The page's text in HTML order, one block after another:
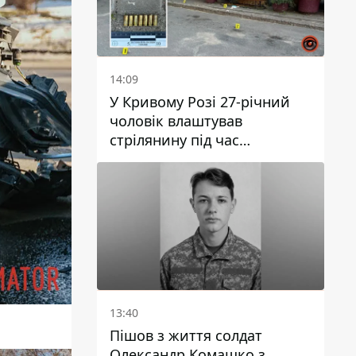
14:09
У Кривому Розі 27-річний
чоловік влаштував
стрілянину під час
конфлікту: є поранений
13:40
Пішов з життя солдат